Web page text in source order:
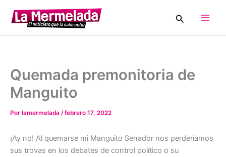
contenido
Buscar
Quemada premonitoria de
Manguito
Por lamermelada /febrero 17, 2022
¡Ay no! Al quemarse mi Manguito Senador nos perderíamos
sus trovas en los debates de control político o su